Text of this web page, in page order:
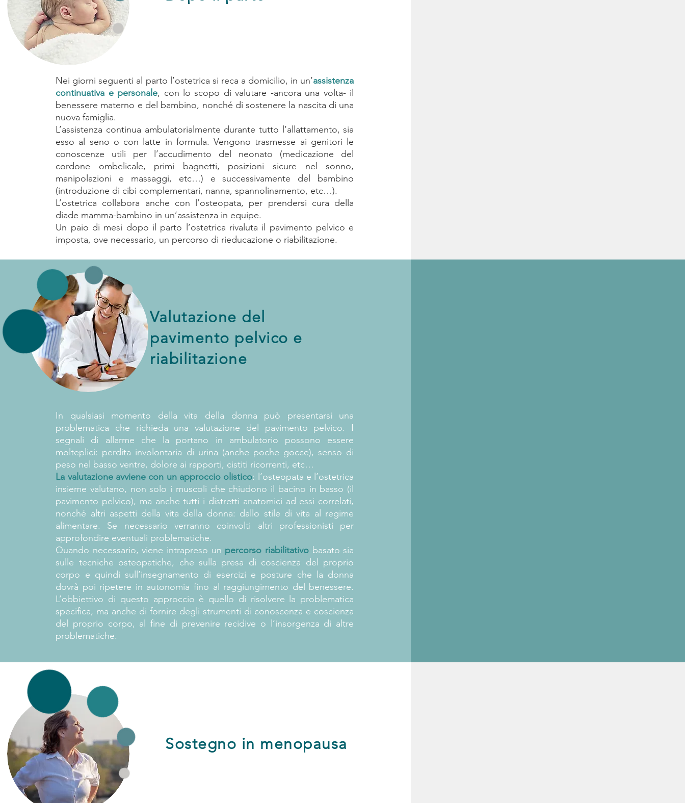
Nei giorni seguenti al parto l’ostetrica si reca a domicilio, in un’assistenza
continuativa e personale, con lo scopo di valutare -ancora una volta- il
benessere materno e del bambino, nonché di sostenere la nascita di una
nuova famiglia.
L’assistenza continua ambulatorialmente durante tutto l’allattamento, sia
esso al seno o con latte in formula. Vengono trasmesse ai genitori le
conoscenze utili per l’accudimento del neonato (medicazione del
cordone ombelicale, primi bagnetti, posizioni sicure nel sonno,
manipolazioni e massaggi, etc…) e successivamente del bambino
(introduzione di cibi complementari, nanna, spannolinamento, etc…).
L’ostetrica collabora anche con l’osteopata, per prendersi cura della
diade mamma-bambino in un’assistenza in equipe.
Un paio di mesi dopo il parto l’ostetrica rivaluta il pavimento pelvico e
imposta, ove necessario, un percorso di rieducazione o riabilitazione.
Valutazione del
pavimento pelvico e
riabilitazione
In qualsiasi momento della vita della donna può presentarsi una
problematica che richieda una valutazione del pavimento pelvico. I
segnali di allarme che la portano in ambulatorio possono essere
molteplici: perdita involontaria di urina (anche poche gocce), senso di
peso nel basso ventre, dolore ai rapporti, cistiti ricorrenti, etc…
La valutazione avviene con un approccio olistico: l’osteopata e l’ostetrica
insieme valutano, non solo i muscoli che chiudono il bacino in basso (il
pavimento pelvico), ma anche tutti i distretti anatomici ad essi correlati,
nonché altri aspetti della vita della donna: dallo stile di vita al regime
alimentare. Se necessario verranno coinvolti altri professionisti per
approfondire eventuali problematiche.
Quando necessario, viene intrapreso un percorso riabilitativobasato sia
sulle tecniche osteopatiche, che sulla presa di coscienza del proprio
corpo e quindi sull’insegnamento di esercizi e posture che la donna
dovrà poi ripetere in autonomia fino al raggiungimento del benessere.
L’obbiettivo di questo approccio è quello di risolvere la problematica
specifica, ma anche di fornire degli strumenti di conoscenza e coscienza
del proprio corpo, al fine di prevenire recidive o l’insorgenza di altre
problematiche.
Sostegno in menopausa